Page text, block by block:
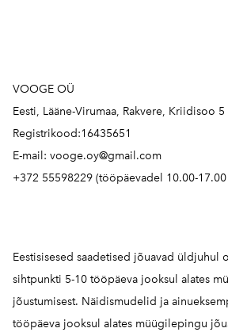
VOOGE OÜ
Eesti, Lääne-Virumaa, Rakvere, Kriidisoo 5
Registrikood:16435651
E-mail: vooge.oy@gmail.com
+372 55598229 (tööpäevadel 10.00-
Eestisisesed saadetised jõuavad üldjuhul
sihtpunkti 5-10 tööpäeva jooksul alates
jõustumisest. Näidismudelid ja
tööpäeva jooksul alates müügilepingu